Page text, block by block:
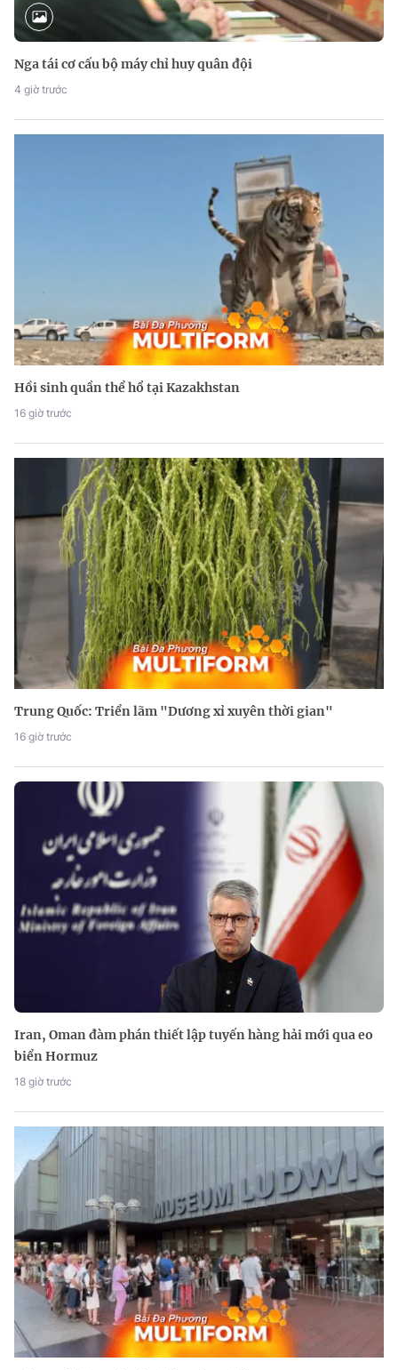
Nga tái cơ cấu bộ máy chỉ huy quân đội
4 giờ trước
Hồi sinh quần thể hổ tại Kazakhstan
16 giờ trước
Trung Quốc: Triển lãm "Dương xỉ xuyên thời gian"
16 giờ trước
Iran, Oman đàm phán thiết lập tuyến hàng hải mới qua eo
biển Hormuz
18 giờ trước